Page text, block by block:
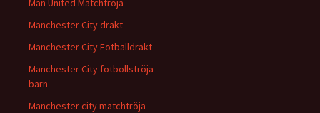
Man United Matchtröja
Manchester City drakt
Manchester City Fotballdrakt
Manchester City fotbollströja
barn
Manchester city matchtröja